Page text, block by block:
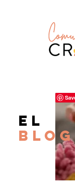
el
BLOG